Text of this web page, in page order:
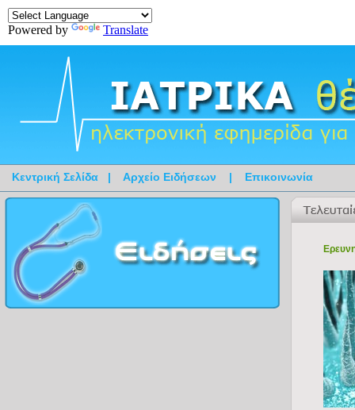
Powered by Translate
Κεντρική Σελίδα | Αρχείο Ειδήσεων | Επικοινωνία